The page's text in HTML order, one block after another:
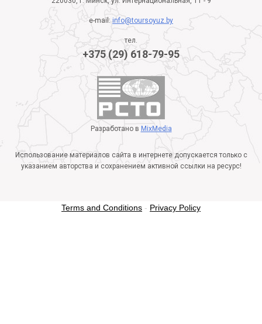
e-mail:info@toursoyuz.by
тел.
+375 (29) 618-79-95
Разработано в MixMedia
Использование материалов сайта в интернете допускается только с
указанием авторства и сохранением активной ссылки на ресурс!
Terms and Conditions - Privacy Policy